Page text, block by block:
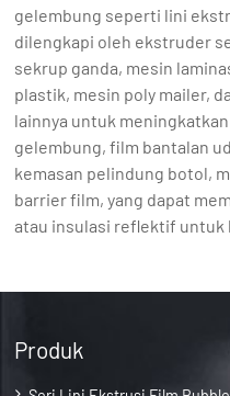
gelembung seperti lini
dilengkapi oleh ekstruder
sekrup ganda, mesin
plastik, mesin poly mailer,
lainnya untuk
gelembung, film bantalan
kemasan pelindung botol,
barrier film, yang dapat
atau insulasi reflektif untuk
Produk